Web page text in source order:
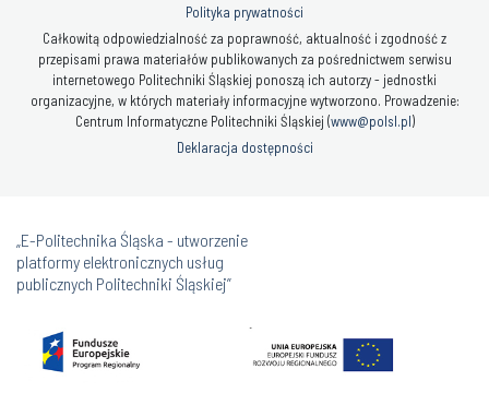
Polityka prywatności
Całkowitą odpowiedzialność za poprawność, aktualność i zgodność z
przepisami prawa materiałów publikowanych za pośrednictwem serwisu
internetowego Politechniki Śląskiej ponoszą ich autorzy - jednostki
organizacyjne, w których materiały informacyjne wytworzono. Prowadzenie:
Centrum Informatyczne Politechniki Śląskiej (www@polsl.pl)
Deklaracja dostępności
„E-Politechnika Śląska - utworzenie
platformy elektronicznych usług
publicznych Politechniki Śląskiej”